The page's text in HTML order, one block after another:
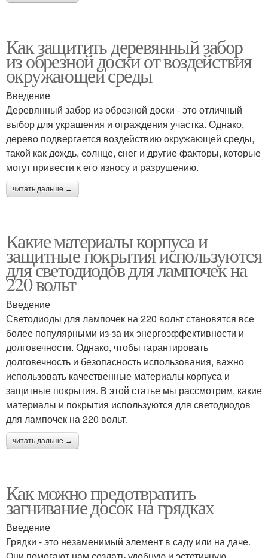
Как защитить деревянный забор
из обрезной доски от воздействия
окружающей среды
Введение
Деревянный забор из обрезной доски - это отличный
выбор для украшения и ограждения участка. Однако,
дерево подвергается воздействию окружающей среды,
такой как дождь, солнце, снег и другие факторы, которые
могут привести к его износу и разрушению.
читать дальше →
Какие материалы корпуса и
защитные покрытия используются
для светодиодов для лампочек на
220 вольт
Введение
Светодиоды для лампочек на 220 вольт становятся все
более популярными из-за их энергоэффективности и
долговечности. Однако, чтобы гарантировать
долговечность и безопасность использования, важно
использовать качественные материалы корпуса и
защитные покрытия. В этой статье мы рассмотрим, какие
материалы и покрытия используются для светодиодов
для лампочек на 220 вольт.
читать дальше →
Как можно предотвратить
загнивание досок на грядках
Введение
Грядки - это незаменимый элемент в саду или на даче.